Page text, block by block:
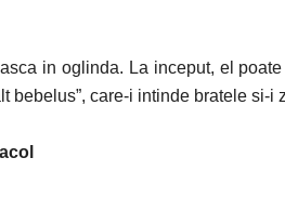
in oglinda. La inceput, el
bebelus”, care-i intinde bratele si-i